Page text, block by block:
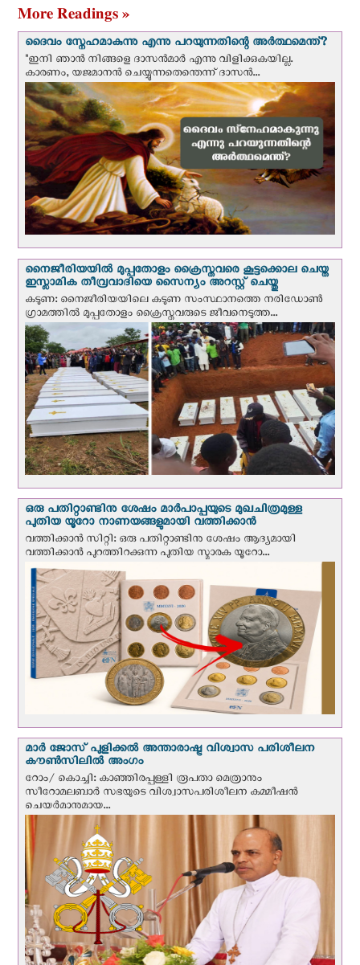
More Readings »
ദൈവം സ്നേഹമാകുന്നു എന്നു പറയുന്നതിന്റെ അർത്ഥമെന്ത്?
"ഇനി ഞാന്‍ നിങ്ങളെ ദാസന്‍മാര്‍ എന്നു വിളിക്കുകയില്ല.
കാരണം, യജമാനന്‍ ചെയ്യുന്നതെന്തെന്ന് ദാസന്‍...
നൈജീരിയയില്‍ മുപ്പതോളം ക്രൈസ്തവരെ കൂട്ടക്കൊല ചെയ്ത
ഇസ്ലാമിക തീവ്രവാദിയെ സൈന്യം അറസ്റ്റ് ചെയ്തു
കടുണ: നൈജീരിയയിലെ കടുണ സംസ്ഥാനത്തെ നരിഡോൺ
ഗ്രാമത്തിൽ മുപ്പതോളം ക്രൈസ്തവരുടെ ജീവനെടുത്ത...
ഒരു പതിറ്റാണ്ടിനു ശേഷം മാർപാപ്പയുടെ മുഖചിത്രമുള്ള
പുതിയ യൂറോ നാണയങ്ങളുമായി വത്തിക്കാന്‍
വത്തിക്കാന്‍ സിറ്റി: ഒരു പതിറ്റാണ്ടിനു ശേഷം ആദ്യമായി
വത്തിക്കാൻ പുറത്തിറക്കുന്ന പുതിയ സ്മാരക യൂറോ...
മാർ ജോസ് പുളിക്കൽ അന്താരാഷ്ട്ര വിശ്വാസ പരിശീലന
കൗൺസിലിൽ അംഗം
റോം/ കൊച്ചി: കാഞ്ഞിരപ്പള്ളി രൂപതാ മെത്രാനും
സീറോമലബാർ സഭയുടെ വിശ്വാസപരിശീലന കമ്മീഷൻ
ചെയർമാനുമായ...